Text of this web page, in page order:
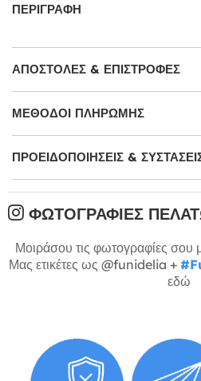
ΠΕΡΙΓΡΑΦΉ
ΑΠΟΣΤΟΛΈΣ & ΕΠΙΣΤΡΟΦΈΣ
ΜΕΘΌΔΟΙ ΠΛΗΡΩΜΉΣ
ΠΡΟΕΙΔΟΠΟΙΉΣΕΙΣ &
ΦΩΤΟΓΡΑΦΊΕΣ
Μοιράσου τις φωτογραφίες σου
Μας ετικέτες ως @funidelia +
εδώ